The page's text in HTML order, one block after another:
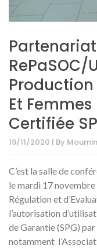
Partenariat
RePaSOC/
Production
Et
Certifiée
19/11/2020 | By
C’est la salle de
le mardi 17
Régulation et
l’autorisation
de Garantie (SPG)
notamment